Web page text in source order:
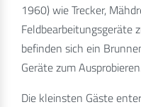
1960) wie Trecker,
Feldbearbeitungsgeräte
befinden sich ein
Geräte zum
Die kleinsten Gäste